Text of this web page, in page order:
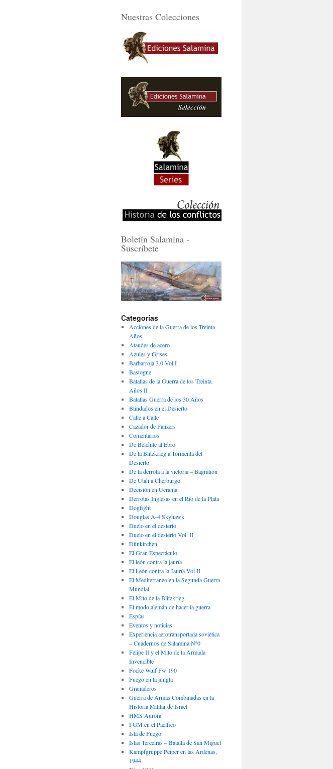
Nuestras Colecciones
Boletín Salamina -
Suscríbete
Categorías
Acciones de la Guerra de los Treinta
Años
Ataudes de acero
Azules y Grises
Barbarroja 3.0 Vol I
Bastogne
Batallas de la Guerra de los Treinta
Años II
Batallas Guerra de los 30 Años
Blindados en el Desierto
Calle a Calle
Cazador de Panzers
Comentarios
De Belchite al Ebro
De la Blitzkrieg a Tormenta del
Desierto
De la derrota a la victoria – Bagration
De Utah a Cherburgo
Decisión en Ucrania
Derrotas Inglesas en el Río de la Plata
Dogfight
Douglas A-4 Skyhawk
Duelo en el desierto
Duelo en el desierto Vol. II
Dünkirchen
El Gran Espectáculo
El león contra la jauría
El León contra la Jauría Vol II
El Mediterraneo en la Segunda Guerra
Mundial
El Mito de la Blitzkrieg
El modo alemán de hacer la guerra
Espías
Eventos y noticias
Experiencia aerotransportada soviética
– Cuadernos de Salamina Nº0
Felipe II y el Mito de la Armada
Invencible
Focke Wulf Fw 190
Fuego en la jungla
Granaderos
Guerra de Armas Combinadas en la
Historia Militar de Israel
HMS Aurora
I GM en el Pacífico
Isla de Fuego
Islas Terceiras – Batalla de San Miguel
Kampfgruppe Peiper en las Ardenas,
1944